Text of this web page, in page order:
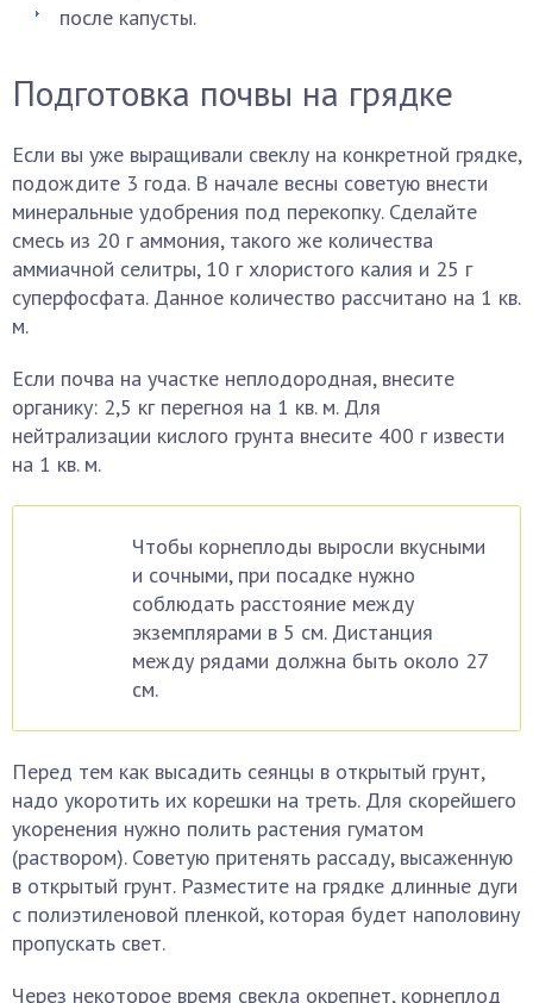
после капусты.
Подготовка почвы на грядке
Если вы уже выращивали свеклу на конкретной грядке,
подождите 3 года. В начале весны советую внести
минеральные удобрения под перекопку. Сделайте
смесь из 20 г аммония, такого же количества
аммиачной селитры, 10 г хлористого калия и 25 г
суперфосфата. Данное количество рассчитано на 1 кв.
м.
Если почва на участке неплодородная, внесите
органику: 2,5 кг перегноя на 1 кв. м. Для
нейтрализации кислого грунта внесите 400 г извести
на 1 кв. м.
Чтобы корнеплоды выросли вкусными
и сочными, при посадке нужно
соблюдать расстояние между
экземплярами в 5 см. Дистанция
между рядами должна быть около 27
см.
Перед тем как высадить сеянцы в открытый грунт,
надо укоротить их корешки на треть. Для скорейшего
укоренения нужно полить растения гуматом
(раствором). Советую притенять рассаду, высаженную
в открытый грунт. Разместите на грядке длинные дуги
с полиэтиленовой пленкой, которая будет наполовину
пропускать свет.
Через некоторое время свекла окрепнет, корнеплод